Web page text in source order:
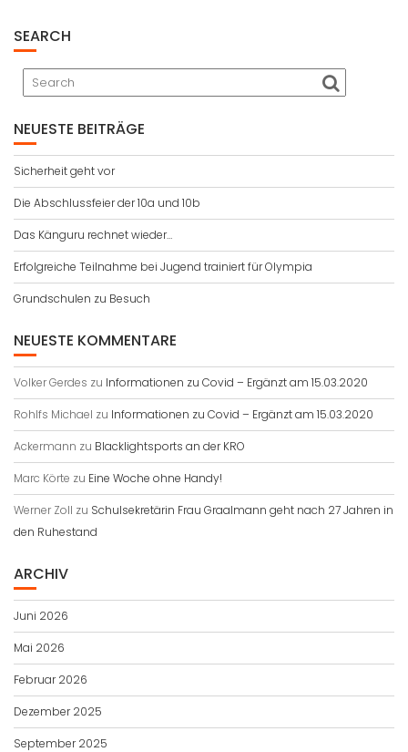
SEARCH
NEUESTE BEITRÄGE
Sicherheit geht vor
Die Abschlussfeier der 10a und 10b
Das Känguru rechnet wieder…
Erfolgreiche Teilnahme bei Jugend trainiert für Olympia
Grundschulen zu Besuch
NEUESTE KOMMENTARE
Volker Gerdes zu Informationen zu Covid – Ergänzt am 15.03.2020
Rohlfs Michael zu Informationen zu Covid – Ergänzt am 15.03.2020
Ackermann zu Blacklightsports an der KRO
Marc Körte zu Eine Woche ohne Handy!
Werner Zoll zu Schulsekretärin Frau Graalmann geht nach 27 Jahren in
den Ruhestand
ARCHIV
Juni 2026
Mai 2026
Februar 2026
Dezember 2025
September 2025